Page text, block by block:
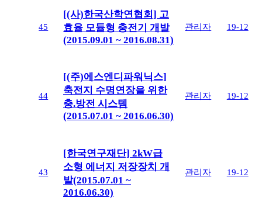
45
[(사)한국산학연협회] 고
효율 모듈형 충전기 개발
(2015.09.01 ~ 2016.08.31)
관리자 19-12
44
[(주)에스엔디파워닉스]
축전지 수명연장을 위한
충.방전 시스템
(2015.07.01 ~ 2016.06.30)
관리자 19-12
43
[한국연구재단] 2kW급
소형 에너지 저장장치 개
발(2015.07.01 ~
2016.06.30)
관리자 19-12